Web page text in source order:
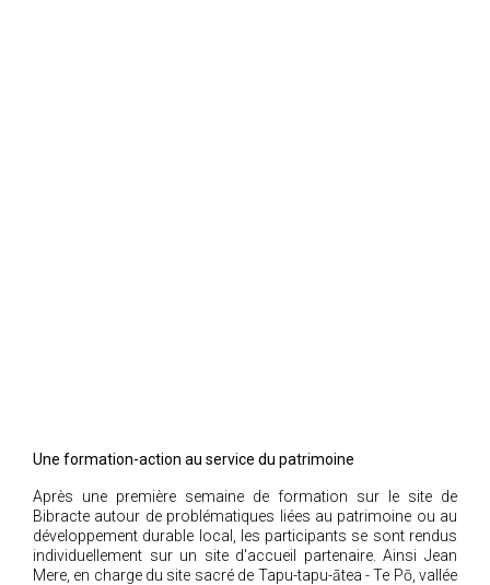
Une formation-action au service du patrimoine
Après une première semaine de formation sur le site de
Bibracte autour de problématiques liées au patrimoine ou au
développement durable local, les participants se sont rendus
individuellement sur un site d'accueil partenaire. Ainsi Jean
Mere, en charge du site sacré de Tapu-tapu-ātea - Te Pō, vallée